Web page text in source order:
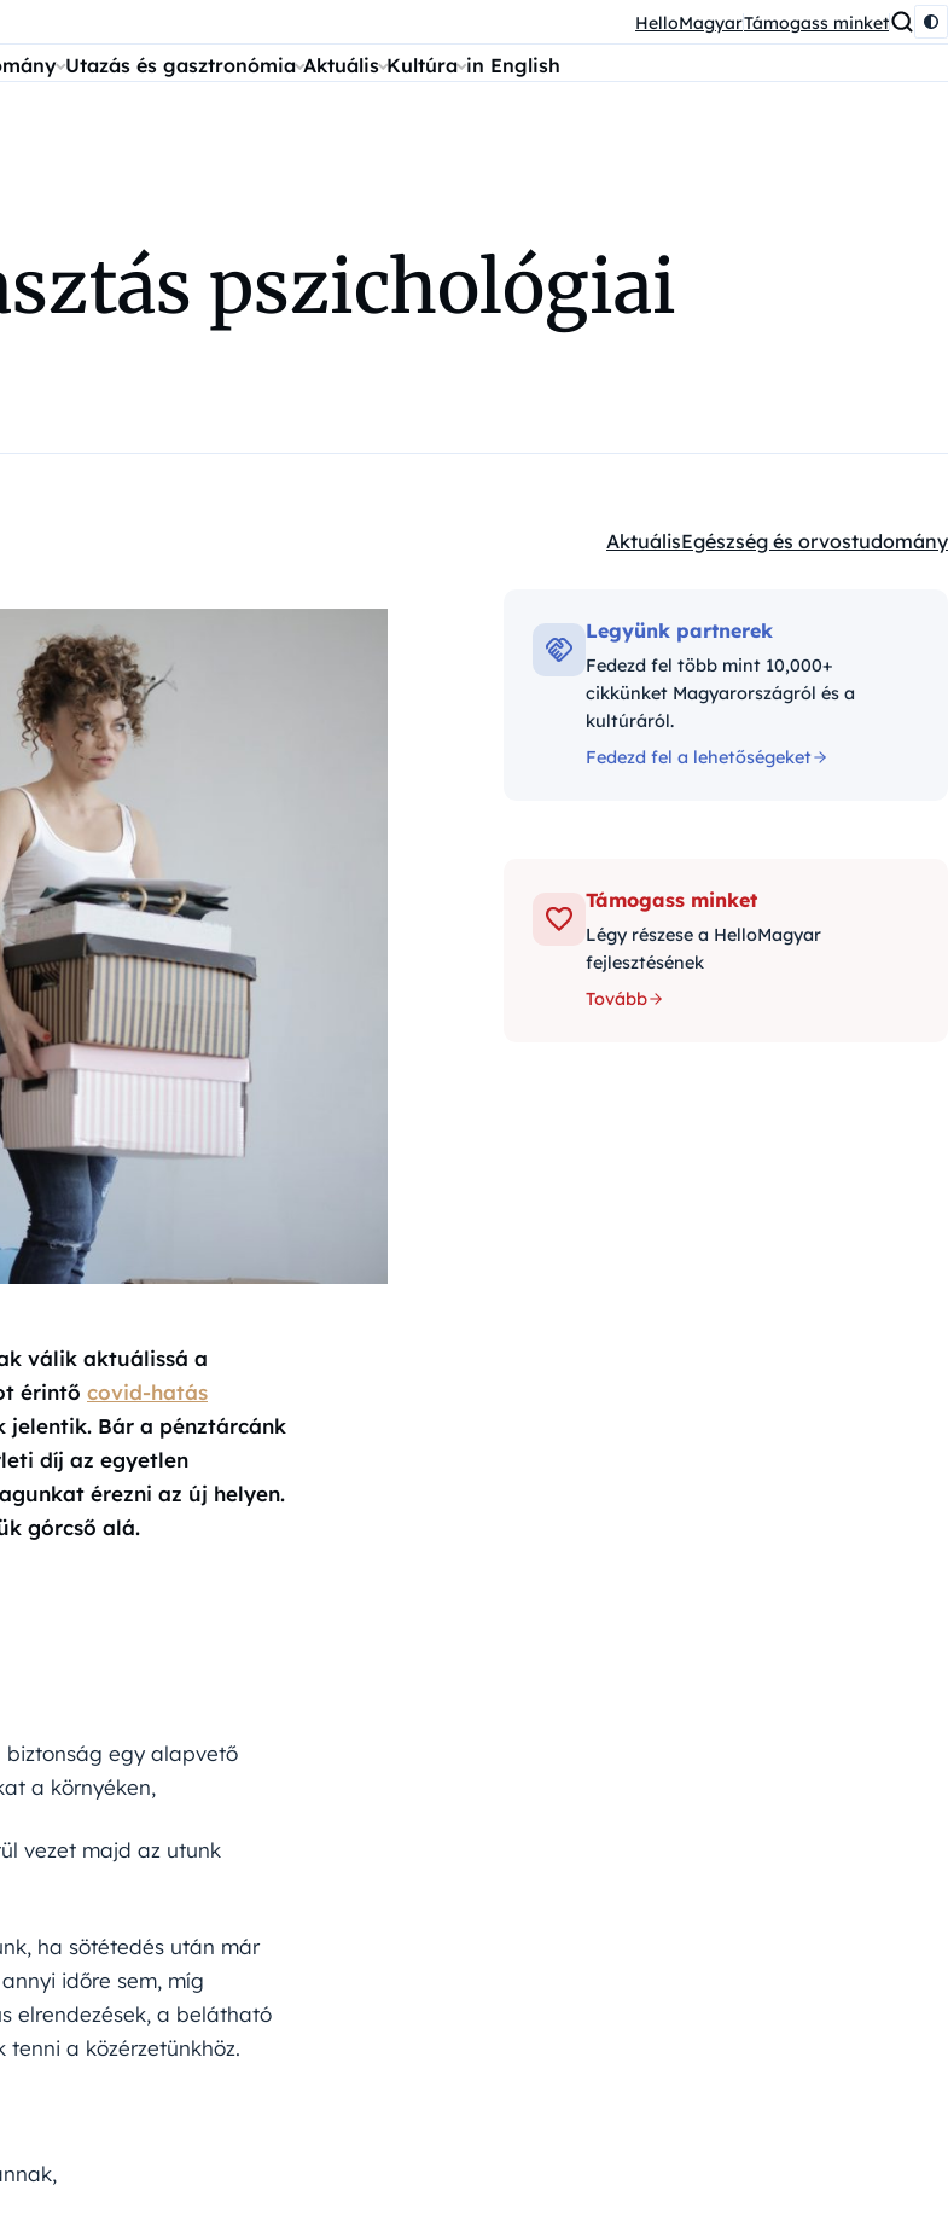
HelloMagyarTámogass minket
Utazás és gasztronómia Aktuális Kultúra in English
pszichológiai
Kategóriák:
AktuálisEgészség és orvostudomány
válik aktuálissá a
érintő covid-hatás
jelentik. Bár a pénztárcánk
díj az egyetlen
érezni az új helyen.
górcső alá.
biztonság egy alapvető
a környéken,
vezet majd az utunk
ha sötétedés után már
időre sem, míg
elrendezések, a belátható
a közérzetünkhöz.
Legyünk partnerek
Fedezd fel több mint 10,000+
cikkünket Magyarországról és a
kultúráról.
Fedezd fel a lehetőségeket
Támogass minket
Légy részese a HelloMagyar
fejlesztésének
Tovább